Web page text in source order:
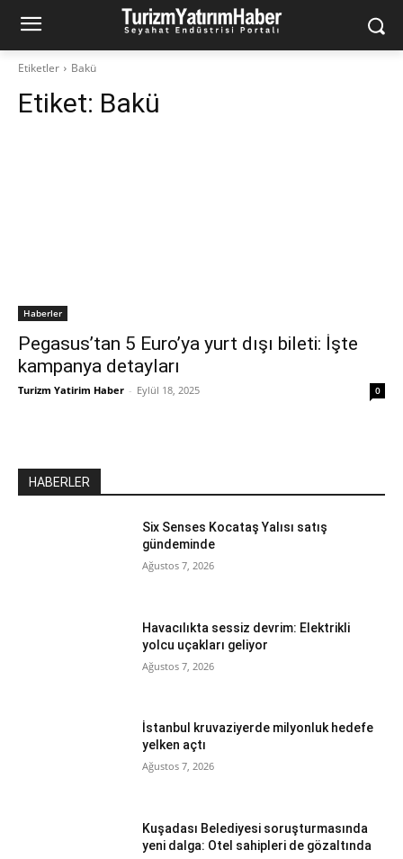
Etiketler Bakü
Etiket: Bakü
Haberler
Pegasus’tan 5 Euro’ya yurt dışı bileti: İşte
kampanya detayları
Turizm Yatirim Haber - Eylül 18, 2025 0
HABERLER
Six Senses Kocataş Yalısı satış
gündeminde
Ağustos 7, 2026
Havacılıkta sessiz devrim: Elektrikli
yolcu uçakları geliyor
Ağustos 7, 2026
İstanbul kruvaziyerde milyonluk hedefe
yelken açtı
Ağustos 7, 2026
Kuşadası Belediyesi soruşturmasında
yeni dalga: Otel sahipleri de gözaltında